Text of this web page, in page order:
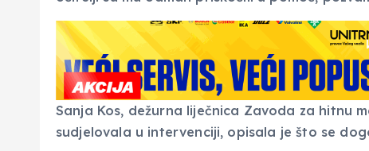
Sanja Kos, dežurna liječnica Zavoda za hitnu
sudjelovala u intervenciji, opisala je što se